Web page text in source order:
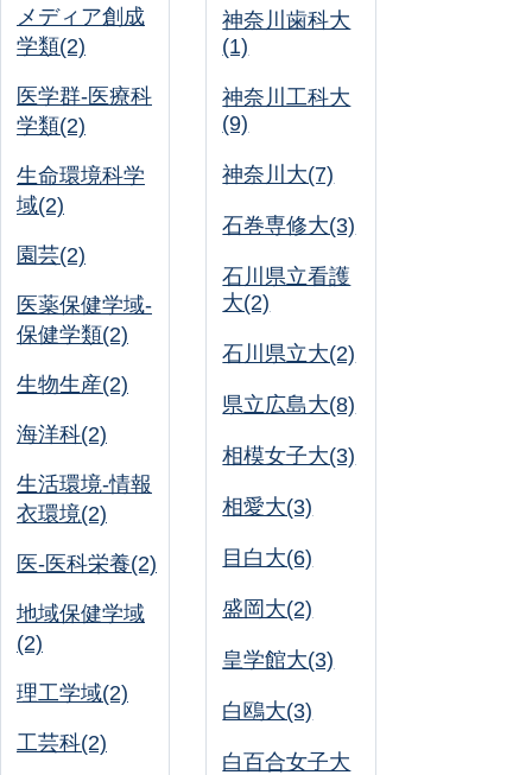
メディア創成
学類(2)
医学群-医療科
学類(2)
生命環境科学
域(2)
園芸(2)
医薬保健学域-
保健学類(2)
生物生産(2)
海洋科(2)
生活環境-情報
衣環境(2)
医-医科栄養(2)
地域保健学域
(2)
理工学域(2)
工芸科(2)
神奈川歯科大
(1)
神奈川工科大
(9)
神奈川大(7)
石巻専修大(3)
石川県立看護
大(2)
石川県立大(2)
県立広島大(8)
相模女子大(3)
相愛大(3)
目白大(6)
盛岡大(2)
皇学館大(3)
白鴎大(3)
白百合女子大